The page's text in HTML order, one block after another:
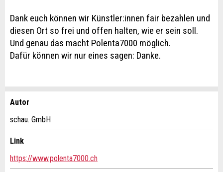
Dank euch können wir Künstler:innen fair bezahlen und
diesen Ort so frei und offen halten, wie er sein soll.
Und genau das macht Polenta7000 möglich.
Dafür können wir nur eines sagen: Danke.
Anzeige beanstanden
Ihr Feedback wird sehr geschätzt!
Allgemeines Feedback
Anzeige weiterempfehlen
Empfehlen Sie diese Anzeige an Freunde weiter.
Autor
schau. GmbH
Link
https://www.polenta7000.ch